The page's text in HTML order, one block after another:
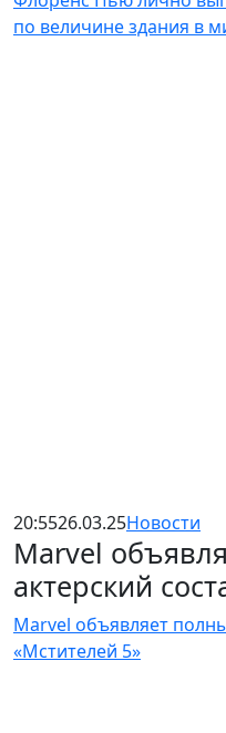
по величине здания в
20:5526.03.25Новости
Marvel
актерский
Marvel объявляет
«Мстителей 5»